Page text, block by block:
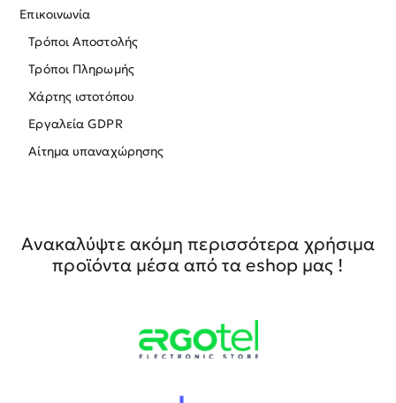
Επικοινωνία
Τρόποι Αποστολής
Τρόποι Πληρωμής
Χάρτης ιστοτόπου
Εργαλεία GDPR
Αίτημα υπαναχώρησης
Ανακαλύψτε ακόμη περισσότερα χρήσιμα
προϊόντα μέσα από τα eshop μας !